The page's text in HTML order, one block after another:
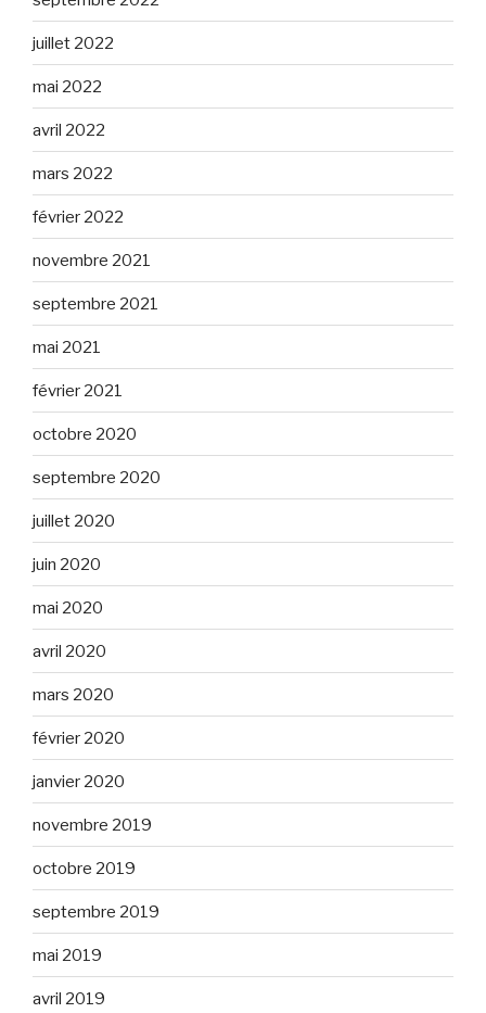
juillet 2022
mai 2022
avril 2022
mars 2022
février 2022
novembre 2021
septembre 2021
mai 2021
février 2021
octobre 2020
septembre 2020
juillet 2020
juin 2020
mai 2020
avril 2020
mars 2020
février 2020
janvier 2020
novembre 2019
octobre 2019
septembre 2019
mai 2019
avril 2019